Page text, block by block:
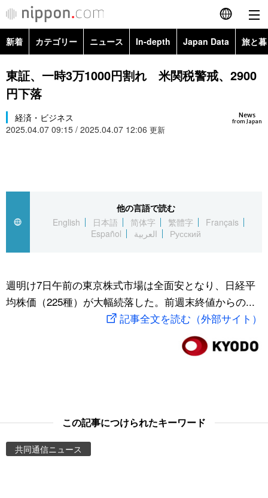
English
简体字
Русский
カテゴリー
国際
社会
文化
アーカイブ
Japan Data
旅と暮らし
動画/Live
Images
People
新着 カテゴリー ニュース In-depth Japan Data 旅と
政治・外交
経済・ビジネス
国際・海外
文化
科学・技術
暮らし
スポーツ・東京2020
Topics
東証、一時3万1000円割れ 米関税警戒、2900
円下落
News
from Japan
経済・ビジネス
2025.04.07 09:15 / 2025.04.07 12:06 更新
他の言語で読む
English
日本語 简体字 繁體字
Français
Español
العربية Русский
週明け7日午前の東京株式市場は全面安となり、日経平
均株価（225種）が大幅続落した。前週末終値からの...
記事全文を読む（外部サイト）
この記事につけられたキーワード
共同通信ニュース